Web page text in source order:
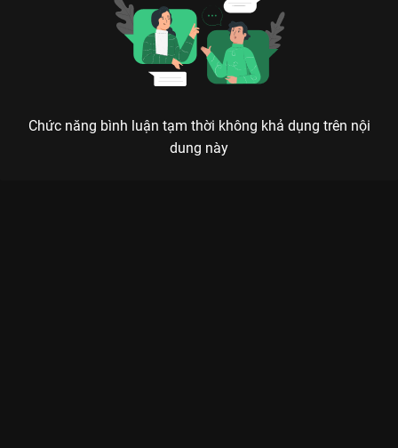
Chức năng bình luận tạm thời không khả dụng trên nội
dung này